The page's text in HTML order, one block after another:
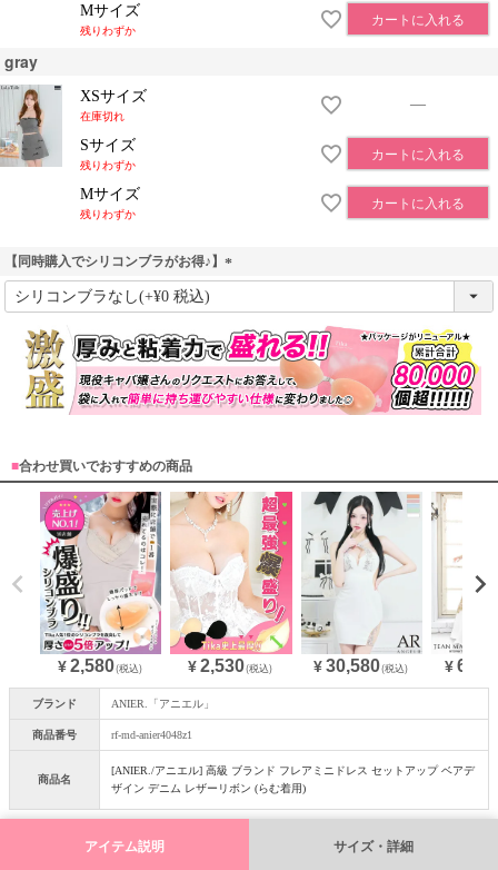
Mサイズ
残りわずか
カートに入れる
gray
XSサイズ
在庫切れ
—
Sサイズ
残りわずか
カートに入れる
Mサイズ
残りわずか
カートに入れる
【同時購入でシリコンブラがお得♪】
(
)
■合わせ買いでおすすめの商品
¥ 2,580(税込) ¥ 2,530(税込) ¥ 30,580(税込) ¥
ブランド ANIER.「アニエル」
商品番号 rf-md-anier4048z1
商品名
[ANIER./アニエル] 高級 ブランド フレアミニドレス セットアップ ベアデ
ザイン デニム レザーリボン (らむ着用)
アイテム説明 サイズ・詳細